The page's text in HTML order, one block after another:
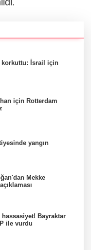
korkuttu: İsrail için
için Rotterdam
yangın
Mekke
Bayraktar
ile vurdu